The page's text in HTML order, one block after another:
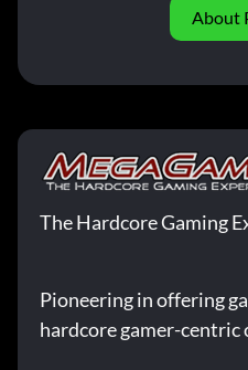
About
The Hardcore Gaming
Pioneering in offering
hardcore gamer-centric